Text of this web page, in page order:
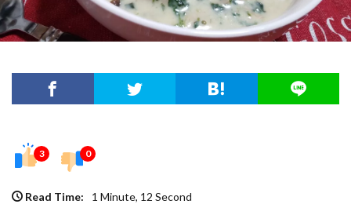
3 0
Read Time: 1 Minute, 12 Second